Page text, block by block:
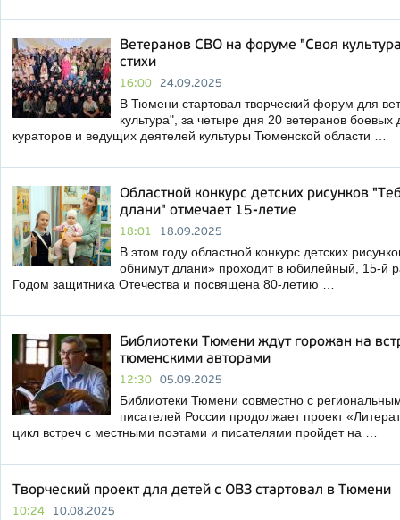
Ветеранов СВО на форуме "Своя
стихи
16:00 24.09.2025
В Тюмени стартовал творческий форум для
культура", за четыре дня 20 ветеранов боевых
кураторов и ведущих деятелей культуры Тюменской области …
Областной конкурс детских рисунков
длани" отмечает 15-летие
18:01 18.09.2025
В этом году областной конкурс детских
обнимут длани» проходит в юбилейный, 15-й
Годом защитника Отечества и посвящена 80-летию …
Библиотеки Тюмени ждут горожан на
тюменскими авторами
12:30 05.09.2025
Библиотеки Тюмени совместно с
писателей России продолжает проект
цикл встреч с местными поэтами и писателями пройдет на …
Творческий проект для детей с ОВЗ стартовал в Тюмени
10:24 10.08.2025